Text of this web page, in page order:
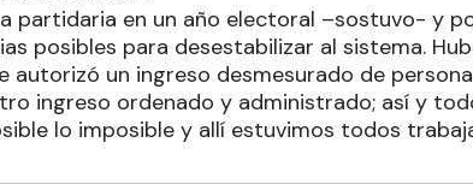
partidaria en un año electoral –sostuvo- y
posibles para desestabilizar al sistema.
autorizó un ingreso desmesurado de
ingreso ordenado y administrado; así y
lo imposible y allí estuvimos todos